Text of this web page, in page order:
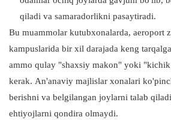
qiladi va samaradorlikni pasaytiradi.
Bu muammolar kutubxonalarda, aeroport
kampuslarida bir xil darajada keng
ammo qulay "shaxsiy makon" yoki
kerak. An'anaviy majlislar xonalari
berishni va belgilangan joylarni talab
ehtiyojlarni qondira olmaydi.